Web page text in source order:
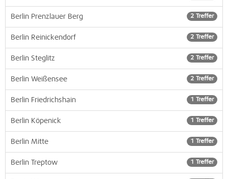
2 Treffer
Berlin Prenzlauer Berg
2 Treffer
Berlin Reinickendorf
2 Treffer
Berlin Steglitz
2 Treffer
Berlin Weißensee
1 Treffer
Berlin Friedrichshain
1 Treffer
Berlin Köpenick
1 Treffer
Berlin Mitte
1 Treffer
Berlin Treptow